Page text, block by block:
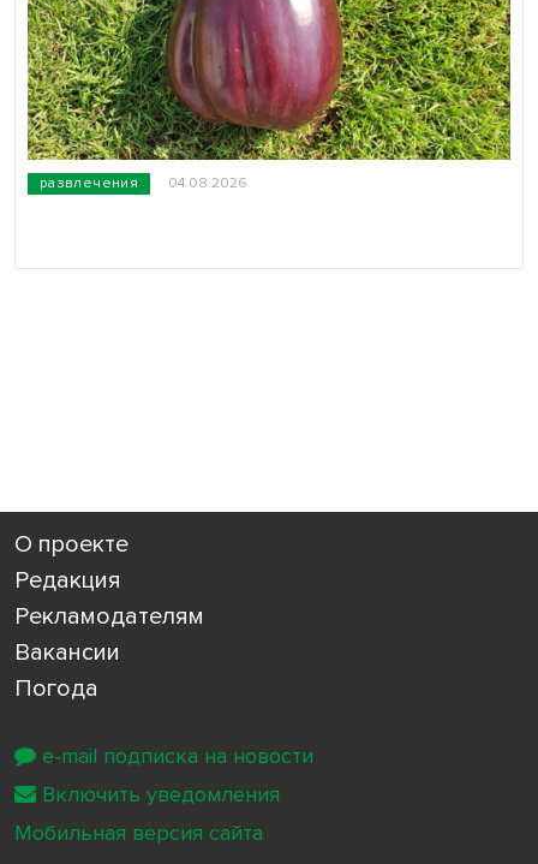
развлечения 04.08.2026
О проекте
Редакция
Рекламодателям
Вакансии
Погода
e-mail подписка на новости
Включить уведомления
Мобильная версия сайта